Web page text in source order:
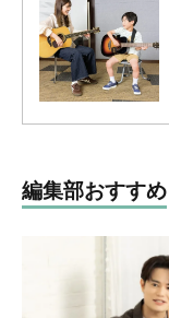
編集部おすすめ